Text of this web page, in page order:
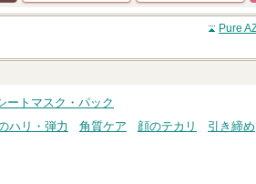
る
Pure
ートマスク・パック
ハリ・弾力 角質ケア 顔のテカリ 引き締め